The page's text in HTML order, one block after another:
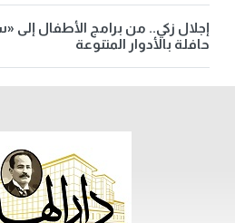
إجلال زكي.. من برامج الأطفال إلى
حافلة بالأدوار المتنوعة